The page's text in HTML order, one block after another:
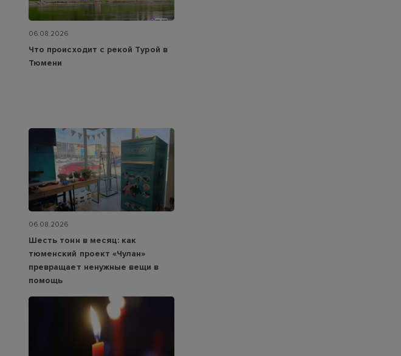
06.08.2026
Что происходит с рекой Турой в
Тюмени
06.08.2026
Шесть тонн в месяц: как
тюменский проект «Чулан»
превращает ненужные вещи в
помощь